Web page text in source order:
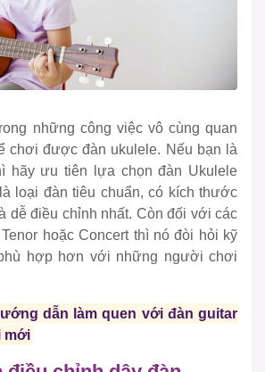
những công việc vô cùng quan
chơi được đàn ukulele. Nếu bạn là
hãy ưu tiên lựa chọn đàn Ukulele
loại đàn tiêu chuẩn, có kích thước
dễ điều chỉnh nhất. Còn đối với các
hoặc Concert thì nó đòi hỏi kỹ
hợp hơn với những người chơi
dẫn làm quen với đàn guitar
mới